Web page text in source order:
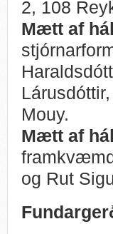
2, 108
Mætt af
Mouy.
Mætt af
og Rut